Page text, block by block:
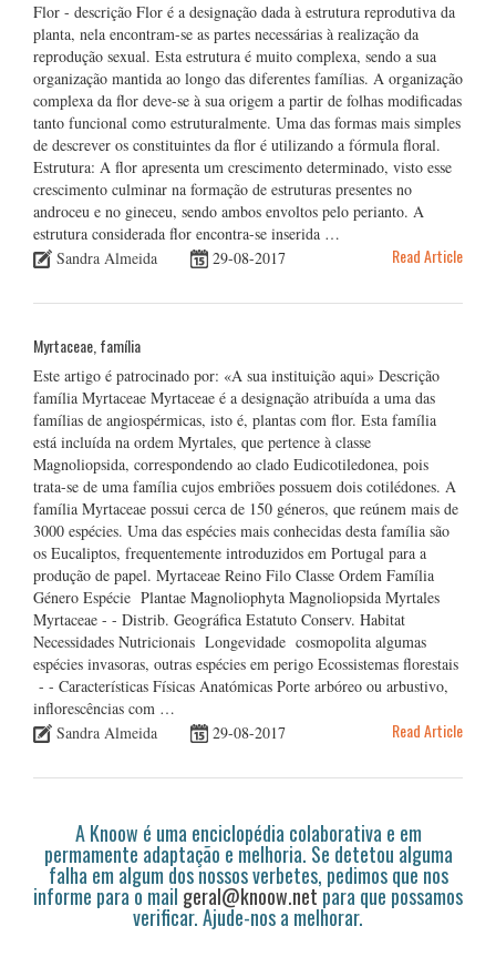
Flor - descrição Flor é a designação dada à estrutura reprodutiva da
planta, nela encontram-se as partes necessárias à realização da
reprodução sexual. Esta estrutura é muito complexa, sendo a sua
organização mantida ao longo das diferentes famílias. A organização
complexa da flor deve-se à sua origem a partir de folhas modificadas
tanto funcional como estruturalmente. Uma das formas mais simples
de descrever os constituintes da flor é utilizando a fórmula floral.
Estrutura: A flor apresenta um crescimento determinado, visto esse
crescimento culminar na formação de estruturas presentes no
androceu e no gineceu, sendo ambos envoltos pelo perianto. A
estrutura considerada flor encontra-se inserida …
Sandra Almeida
29-08-2017 Read Article
Myrtaceae, família
Este artigo é patrocinado por: «A sua instituição aqui» Descrição
família Myrtaceae Myrtaceae é a designação atribuída a uma das
famílias de angiospérmicas, isto é, plantas com flor. Esta família
está incluída na ordem Myrtales, que pertence à classe
Magnoliopsida, correspondendo ao clado Eudicotiledonea, pois
trata-se de uma família cujos embriões possuem dois cotilédones. A
família Myrtaceae possui cerca de 150 géneros, que reúnem mais de
3000 espécies. Uma das espécies mais conhecidas desta família são
os Eucaliptos, frequentemente introduzidos em Portugal para a
produção de papel. Myrtaceae Reino Filo Classe Ordem Família
Género Espécie Plantae Magnoliophyta Magnoliopsida Myrtales
Myrtaceae - - Distrib. Geográfica Estatuto Conserv. Habitat
Necessidades Nutricionais Longevidade cosmopolita algumas
espécies invasoras, outras espécies em perigo Ecossistemas florestais
- - Características Físicas Anatómicas Porte arbóreo ou arbustivo,
inflorescências com …
Sandra Almeida
29-08-2017 Read Article
A Knoow é uma enciclopédia colaborativa e em
permamente adaptação e melhoria. Se detetou alguma
falha em algum dos nossos verbetes, pedimos que nos
informe para o mail geral@knoow.netpara que possamos
verificar. Ajude-nos a melhorar.